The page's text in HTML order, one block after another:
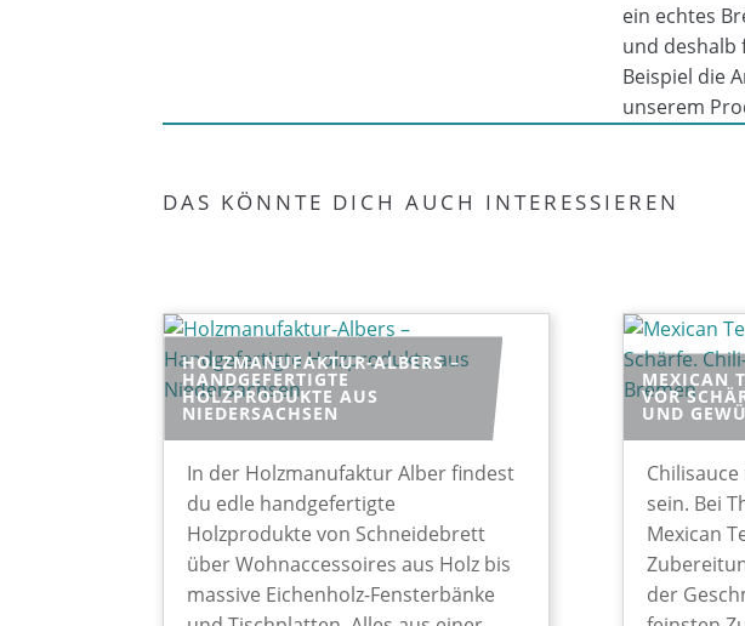
ein echtes
und deshalb
Beispiel die
unserem
DAS KÖNNTE DICH AUCH INTERESSIEREN
HOLZMANUFAKTUR-ALBERS –
HANDGEFERTIGTE
HOLZPRODUKTE AUS
NIEDERSACHSEN
In der Holzmanufaktur Alber findest
du edle handgefertigte
Holzprodukte von Schneidebrett
über Wohnaccessoires aus Holz bis
massive Eichenholz-Fensterbänke
MEXICAN
VOR
UND
sein. Bei
Mexican
der